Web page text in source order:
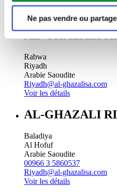
Ne pas vendre ou
Riyadh@al-ghazalisa.com
Voir les détails
AL-GHAZALI
Rabwa
Riyadh
Arabie Saoudite
Riyadh@al-ghazalisa.com
Voir les détails
AL-GHAZALI
Baladiya
Al Hofuf
Arabie Saoudite
00966 3 5860537
Riyadh@al-ghazalisa.com
Voir les détails